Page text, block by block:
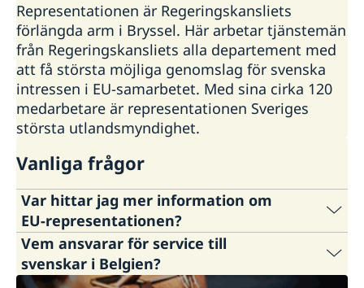
Representationen är Regeringskansliets
förlängda arm i Bryssel. Här arbetar tjänstemän
från Regeringskansliets alla departement med
att få största möjliga genomslag för svenska
intressen i EU-samarbetet. Med sina cirka 120
medarbetare är representationen Sveriges
största utlandsmyndighet.
Vanliga frågor
Var hittar jag mer information om
EU-representationen?
Du hittar mer information på regeringens
webbplats på bådesvenska ochengelska
.
Vem ansvarar för service till
svenskar i Belgien?